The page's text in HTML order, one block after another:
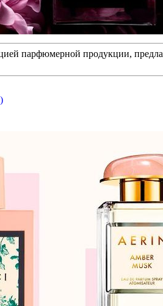
парфюмерной продукции,